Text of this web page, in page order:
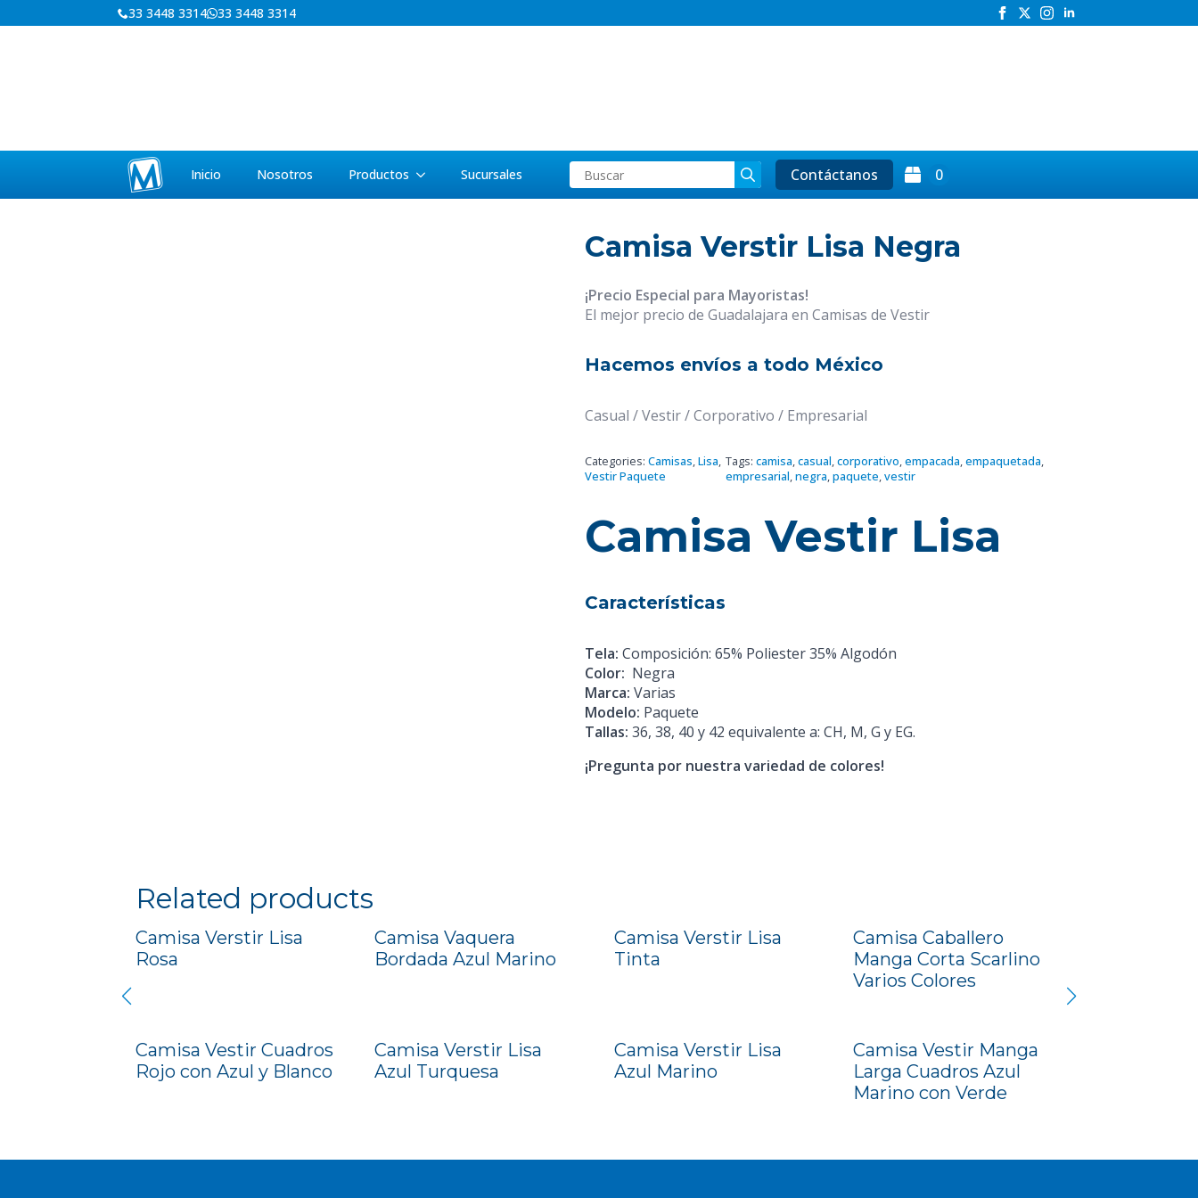
33 3448 3314 33 3448 3314
Inicio Nosotros Productos Sucursales
Search
for:
Contáctanos 0
Camisa Verstir Lisa Negra
¡Precio Especial para Mayoristas!
El mejor precio de Guadalajara en Camisas de Vestir
Hacemos envíos a todo México
Casual / Vestir / Corporativo / Empresarial
Categories: Camisas,Lisa,
Vestir Paquete
Tags: camisa,casual,corporativo,empacada,empaquetada,
empresarial,negra,paquete,vestir
Camisa Vestir Lisa
Características
Tela: Composición: 65% Poliester 35% Algodón
Color: Negra
Marca: Varias
Modelo: Paquete
Tallas: 36, 38, 40 y 42 equivalente a: CH, M, G y EG.
¡Pregunta por nuestra variedad de colores!
Related products
Camisa Verstir Lisa
Rosa
Camisa Vaquera
Bordada Azul Marino
Camisa Verstir Lisa
Tinta
Camisa Caballero
Manga Corta Scarlino
Varios Colores
Camisa Vestir Cuadros
Rojo con Azul y Blanco
Camisa Verstir Lisa
Azul Turquesa
Camisa Verstir Lisa
Azul Marino
Camisa Vestir Manga
Larga Cuadros Azul
Marino con Verde